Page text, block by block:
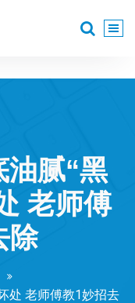
油腻“黑
老师傅
除
处 老师傅教1妙招去